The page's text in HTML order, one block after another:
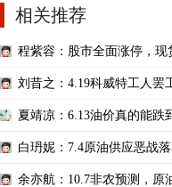
相关推荐
程紫容：股市全面涨停，现
刘昔之：4.19科威特工人罢
夏靖凉：6.13油价真的能跌
白玬妮：7.4原油供应恶战
余亦航：10.7非农预测，原